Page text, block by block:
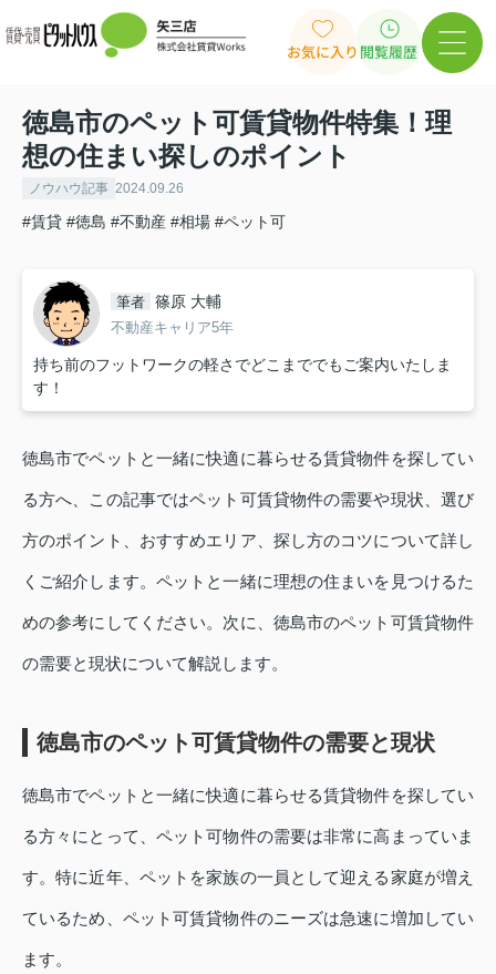
お気に入り 閲覧履歴
徳島市のペット可賃貸物件特集！理
想の住まい探しのポイント
ノウハウ記事 2024.09.26
#賃貸 #徳島 #不動産 #相場 #ペット可
筆者 篠原 大輔
不動産キャリア5年
持ち前のフットワークの軽さでどこまででもご案内いたしま
す！
徳島市でペットと一緒に快適に暮らせる賃貸物件を探してい
る方へ、この記事ではペット可賃貸物件の需要や現状、選び
方のポイント、おすすめエリア、探し方のコツについて詳し
くご紹介します。ペットと一緒に理想の住まいを見つけるた
めの参考にしてください。次に、徳島市のペット可賃貸物件
の需要と現状について解説します。
徳島市のペット可賃貸物件の需要と現状
徳島市でペットと一緒に快適に暮らせる賃貸物件を探してい
る方々にとって、ペット可物件の需要は非常に高まっていま
す。特に近年、ペットを家族の一員として迎える家庭が増え
ているため、ペット可賃貸物件のニーズは急速に増加してい
ます。